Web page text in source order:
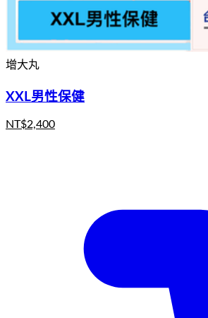
增大丸
XXL男性保健
NT$2,400